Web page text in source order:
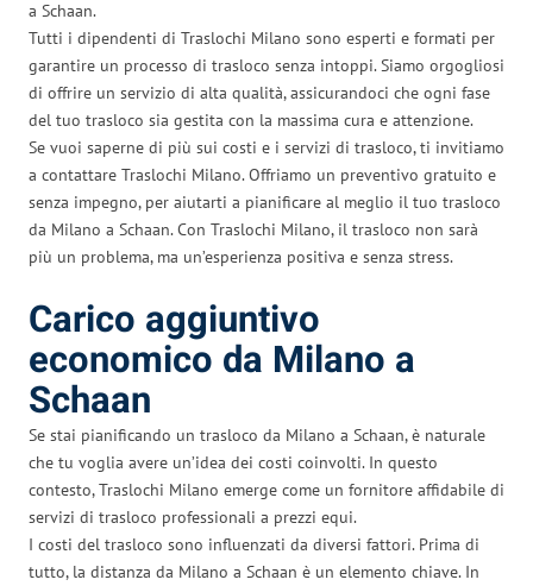
a Schaan.
Tutti i dipendenti di Traslochi Milano sono esperti e formati per
garantire un processo di trasloco senza intoppi. Siamo orgogliosi
di offrire un servizio di alta qualità, assicurandoci che ogni fase
del tuo trasloco sia gestita con la massima cura e attenzione.
Se vuoi saperne di più sui costi e i servizi di trasloco, ti invitiamo
a contattare Traslochi Milano. Offriamo un preventivo gratuito e
senza impegno, per aiutarti a pianificare al meglio il tuo trasloco
da Milano a Schaan. Con Traslochi Milano, il trasloco non sarà
più un problema, ma un’esperienza positiva e senza stress.
Carico aggiuntivo
economico da Milano a
Schaan
Se stai pianificando un trasloco da Milano a Schaan, è naturale
che tu voglia avere un’idea dei costi coinvolti. In questo
contesto, Traslochi Milano emerge come un fornitore affidabile di
servizi di trasloco professionali a prezzi equi.
I costi del trasloco sono influenzati da diversi fattori. Prima di
tutto, la distanza da Milano a Schaan è un elemento chiave. In